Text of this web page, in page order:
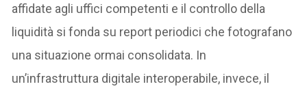
affidate agli uffici competenti e il controllo della
liquidità si fonda su report periodici che fotografano
una situazione ormai consolidata. In
un’infrastruttura digitale interoperabile, invece, il